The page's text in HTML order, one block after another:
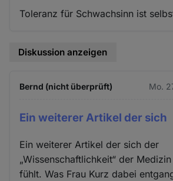
Toleranz für Schwachsinn ist
Diskussion anzeigen
Bernd (nicht überprüft) Mo.
Ein weiterer Artikel der sich
Ein weiterer Artikel der sich der
„Wissenschaftlichkeit“ der
fühlt. Was Frau Kurz dabei